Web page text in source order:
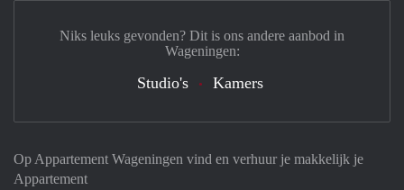
Op Appartement Wageningen vind en verhuur je makkelijk je
Appartement
Niks leuks gevonden? Dit is ons andere aanbod in
Wageningen:
Studio's Kamers